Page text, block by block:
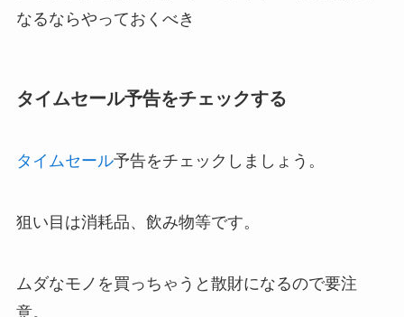
なるならやっておくべき
タイムセール予告をチェックする
タイムセール予告をチェックしましょう。
狙い目は消耗品、飲み物等です。
ムダなモノを買っちゃうと散財になるので要注
意。